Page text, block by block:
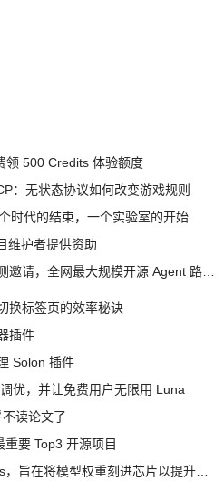
领 500 Credits 体验额度
：无状态协议如何改变游戏规则
时代的结束，一个实验室的开始
维护者提供资助
换标签页的效率秘诀
插件
Solon 插件
优，并让免费用户无限用 Luna
读论文了
要 Top3 开源项目